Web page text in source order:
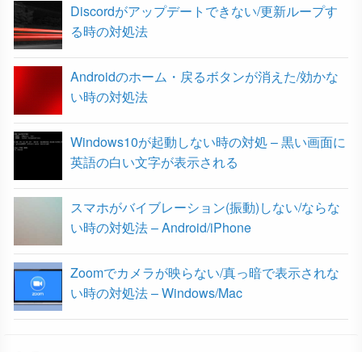
k
Discordがアップデートできない/更新ループす
る時の対処法
Androidのホーム・戻るボタンが消えた/効かな
い時の対処法
Windows10が起動しない時の対処 – 黒い画面に
英語の白い文字が表示される
スマホがバイブレーション(振動)しない/ならな
い時の対処法 – Android/iPhone
Zoomでカメラが映らない/真っ暗で表示されな
い時の対処法 – Windows/Mac